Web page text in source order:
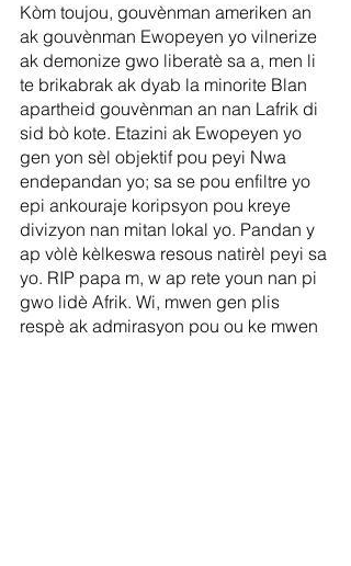
Kòm toujou, gouvènman ameriken an
ak gouvènman Ewopeyen yo vilnerize
ak demonize gwo liberatè sa a, men li
te brikabrak ak dyab la minorite Blan
apartheid gouvènman an nan Lafrik di
sid bò kote. Etazini ak Ewopeyen yo
gen yon sèl objektif pou peyi Nwa
endepandan yo; sa se pou enfiltre yo
epi ankouraje koripsyon pou kreye
divizyon nan mitan lokal yo. Pandan y
ap vòlè kèlkeswa resous natirèl peyi sa
yo. RIP papa m, w ap rete youn nan pi
gwo lidè Afrik. Wi, mwen gen plis
respè ak admirasyon pou ou ke mwen